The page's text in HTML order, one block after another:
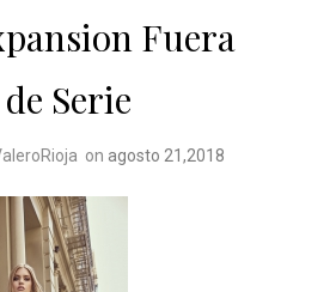
Fuera
de Serie
on agosto 21,2018